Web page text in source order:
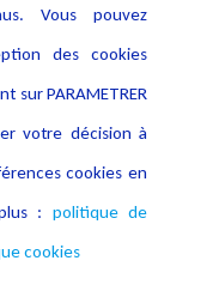
Vous pouvez
des cookies
sur PARAMETRER
votre décision à
cookies en
: politique de
cookies